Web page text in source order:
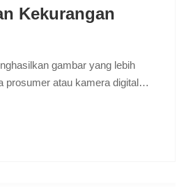
Kekurangan
gambar yang lebih
prosumer atau kamera digital…